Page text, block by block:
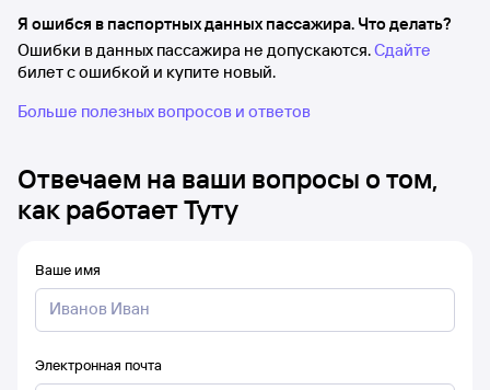
Я ошибся в паспортных данных пассажира. Что делать?
Ошибки в данных пассажира не допускаются.Сдайте
билет с ошибкой и купите новый.
Больше полезных вопросов и ответов
Отвечаем на ваши вопросы о том,
как работает Туту
Ваше имя
Электронная почта